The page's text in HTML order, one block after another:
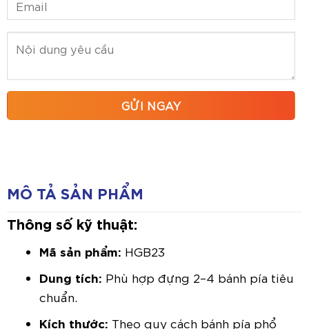
MÔ TẢ SẢN PHẨM
Thông số kỹ thuật:
Mã sản phẩm: HGB23
Dung tích: Phù hợp đựng 2–4 bánh pía tiêu
chuẩn.
Kích thước: Theo quy cách bánh pía phổ